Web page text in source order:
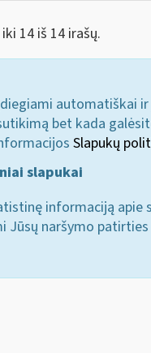
14 iš 14 irašų.
automatiškai
bet kada
Slapukų
slapukai
informaciją apie
Jūsų naršymo